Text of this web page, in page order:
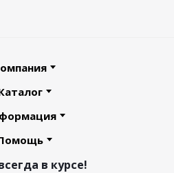
в курсе!